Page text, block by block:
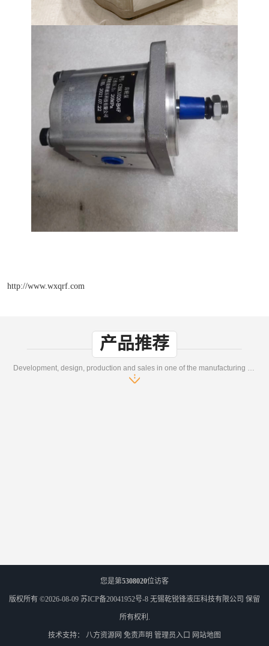
http://www.wxqrf.com
产品推荐
您是第5308020位访客
版权所有 ©2026-08-09 苏ICP备20041952号-8 无锡乾锐锋液压科技有限公司 保留
所有权利.
技术支持： 八方资源网 免责声明 管理员入口 网站地图